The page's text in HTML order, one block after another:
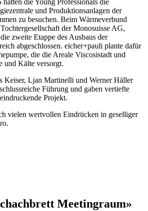
die Young Professionals die
und Produktionsanlagen der
zu besuchen. Beim Wärmeverbund
der Monosuisse AG,
zweite Etappe des Ausbaus der
abgeschlossen. eicher+pauli plante dafür
die die Areale Viscosistadt und
und Kälte versorgt.
Keiser, Ljan Martinelli und Werner Häller
Führung und gaben vertiefte
Projekt.
vielen wertvollen Eindrücken in geselliger
Meetingraum»